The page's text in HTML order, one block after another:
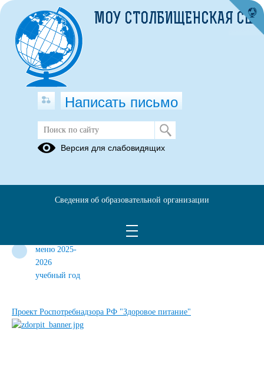
Питание
"Лучшая
столовая"
с
меню 2025-
2026
учебный год
Проект Роспотребнадзора РФ "Здоровое питание"
МОУ СТОЛБИЩЕНСКАЯ СШ
Написать письмо
Версия для слабовидящих
Сведения об образовательной организации